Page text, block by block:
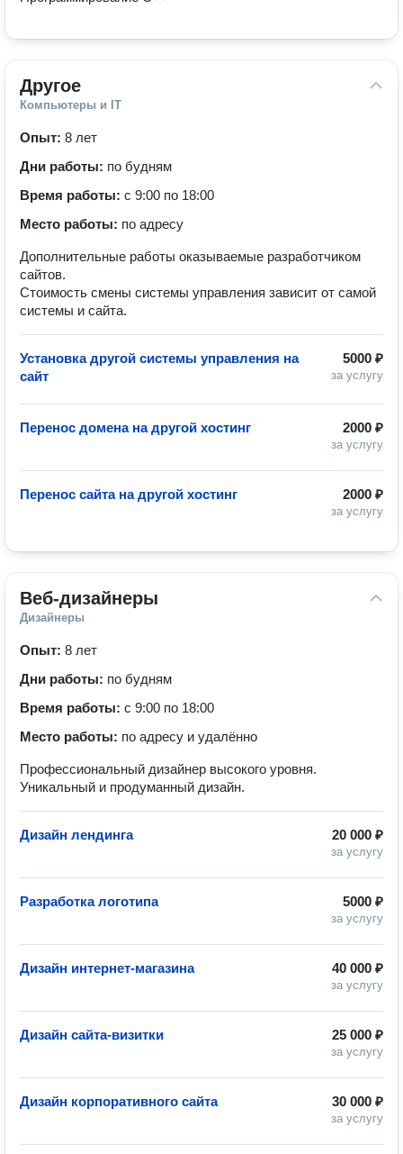
Другое
Компьютеры и IT
Опыт: 8 лет
Дни работы: по будням
Время работы: с 9:00 по 18:00
Место работы: по адресу
Дополнительные работы оказываемые разработчиком
сайтов.
Стоимость смены системы управления зависит от самой
системы и сайта.
5000 ₽
за услугу
Установка другой системы управления на
сайт
2000 ₽
за услугу
Перенос домена на другой хостинг
2000 ₽
за услугу
Перенос сайта на другой хостинг
Веб-дизайнеры
Дизайнеры
Опыт: 8 лет
Дни работы: по будням
Время работы: с 9:00 по 18:00
Место работы: по адресу и удалённо
Профессиональный дизайнер высокого уровня.
Уникальный и продуманный дизайн.
20 000 ₽
за услугу
Дизайн лендинга
5000 ₽
за услугу
Разработка логотипа
40 000 ₽
за услугу
Дизайн интернет-магазина
25 000 ₽
за услугу
Дизайн сайта-визитки
30 000 ₽
за услугу
Дизайн корпоративного сайта